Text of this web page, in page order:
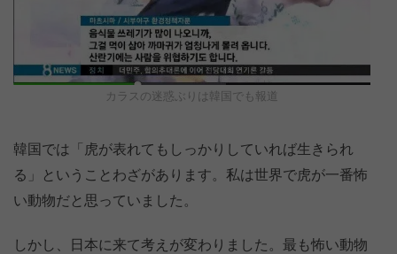
カラスの迷惑ぶりは韓国でも報道
韓国では「虎が表れてもしっかりしていれば生きられ
る」ということわざがあります。私は世界で虎が一番怖
い動物だと思っていました。
しかし、日本に来て考えが変わりました。最も怖い動物